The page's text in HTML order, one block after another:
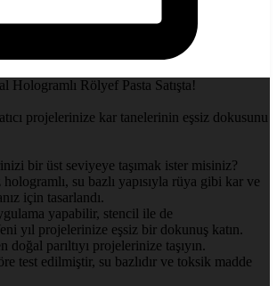
Hologramlı Rölyef Pasta Satışta!
projelerinize kar tanelerinin eşsiz dokusunu
bir üst seviyeye taşımak ister misiniz?
su bazlı yapısıyla rüya gibi kar ve
için tasarlandı.
yapabilir, stencil ile de
yıl projelerinize eşsiz bir dokunuş katın.
parıltıyı projelerinize taşıyın.
test edilmiştir, su bazlıdır ve toksik madde